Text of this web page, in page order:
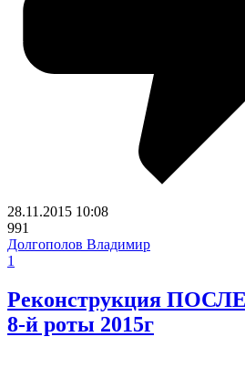
28.11.2015 10:08
991
Долгополов Владимир
1
Реконструкция
8-й роты 2015г